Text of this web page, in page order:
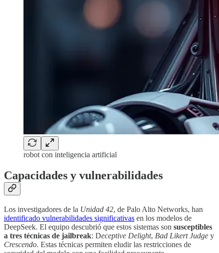
robot con inteligencia artificial
Capacidades y vulnerabilidades
Los investigadores de la Unidad 42, de Palo Alto Networks, han
identificado vulnerabilidades significativas en los modelos de
DeepSeek. El equipo descubrió que estos sistemas son susceptibles
a tres técnicas de jailbreak: Deceptive Delight, Bad Likert Judge y
Crescendo. Estas técnicas permiten eludir las restricciones de